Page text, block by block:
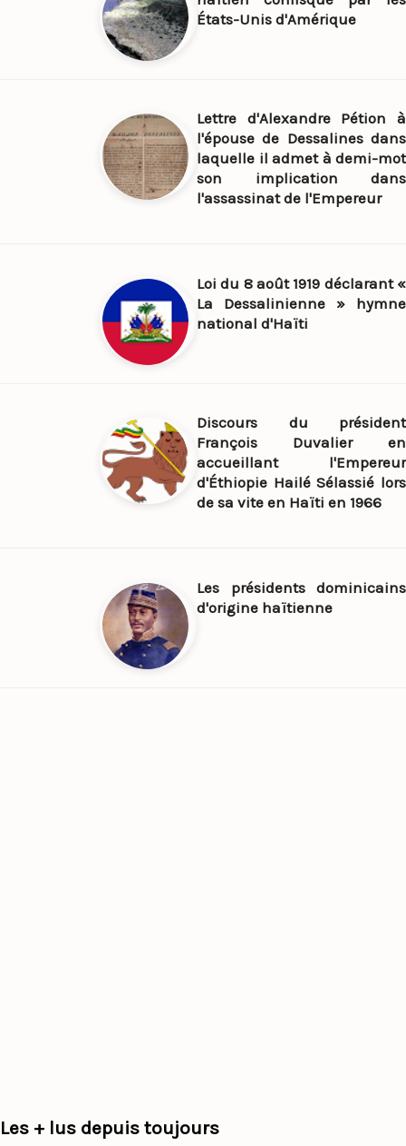
États-Unis d'Amérique
Lettre d'Alexandre Pétion à
l'épouse de Dessalines dans
laquelle il admet à demi-mot
son implication dans
l'assassinat de l'Empereur
Loi du 8 août 1919 déclarant «
La Dessalinienne » hymne
national d'Haïti
Discours du président
François Duvalier en
accueillant l'Empereur
d'Éthiopie Hailé Sélassié lors
de sa vite en Haïti en 1966
Les présidents dominicains
d'origine haïtienne
Les + lus depuis toujours